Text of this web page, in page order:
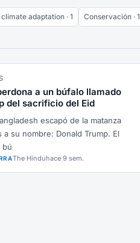
climate adaptation · 1 Conservación · 1
a un búfalo llamado
del sacrificio del Eid
escapó de la matanza
a su nombre: Donald Trump. El
bú
The Hinduhace 9 sem.